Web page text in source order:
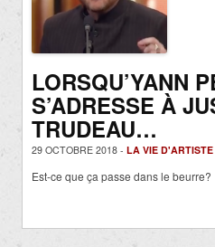
LORSQU’YANN
S’ADRESSE À
TRUDEAU…
29 OCTOBRE 2018 - LA VIE D'ARTISTE
Est-ce que ça passe dans le beurre?